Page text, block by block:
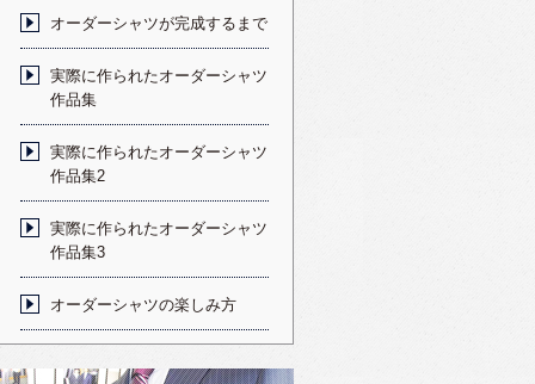
オーダーシャツが完成するまで
実際に作られたオーダーシャツ
作品集
実際に作られたオーダーシャツ
作品集2
実際に作られたオーダーシャツ
作品集3
オーダーシャツの楽しみ方